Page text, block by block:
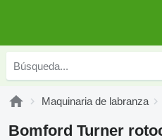
Maquinaria de labranza
Bomford Turner